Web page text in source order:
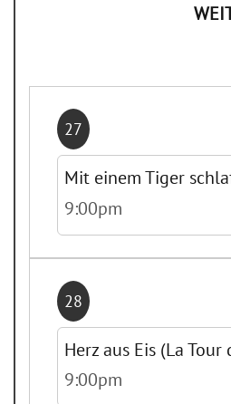
27
Mit einem Tiger
9:00pm
28
Herz aus Eis (La Tour
9:00pm